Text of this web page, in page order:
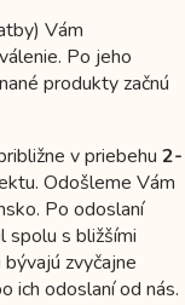
Vám
Po jeho
produkty začnú
v priebehu 2-
Odošleme Vám
Po odoslaní
spolu s bližšími
zvyčajne
ich odoslaní od nás.